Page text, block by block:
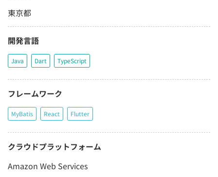
東京都
開発言語
Java Dart TypeScript
フレームワーク
MyBatis React Flutter
クラウドプラットフォーム
Amazon Web Services